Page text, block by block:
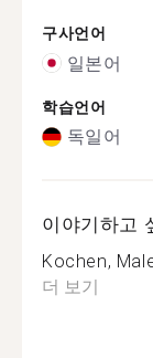
구사언어
일본어
학습언어
독일어
이야기하고
Kochen,
더 보기